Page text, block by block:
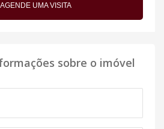
AGENDE UMA VISITA
sobre o imóvel